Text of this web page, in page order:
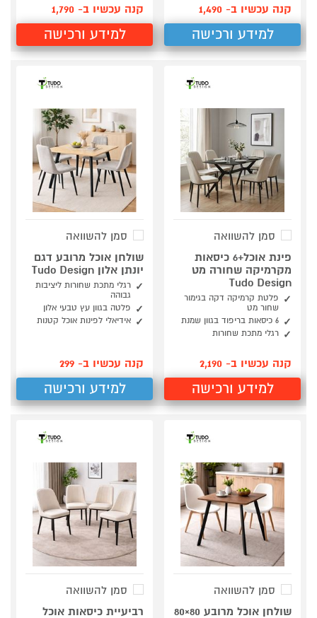
קנה עכשיו ב- 1,490
למידע ורכישה
קנה עכשיו ב- 1,790
למידע ורכישה
סמן להשוואה
פינת אוכל+6 כיסאות
מקרמיקה שחורה מט
Tudo Design
פלטת קרמיקה דקה בגימור
שחור מט
6 כיסאות בריפוד בגוון שמנת
רגלי מתכת שחורות
קנה עכשיו ב- 2,190
למידע ורכישה
סמן להשוואה
שולחן אוכל מרובע דגם
יונתן אלון Tudo Design
רגלי מתכת שחורות ליציבות
גבוהה
פלטה בגוון עץ טבעי אלון
אידיאלי לפינות אוכל קטנות
קנה עכשיו ב- 299
למידע ורכישה
סמן להשוואה
שולחן אוכל מרובע 80×80
סמן להשוואה
רביעיית כיסאות אוכל